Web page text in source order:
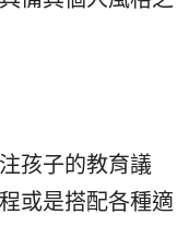
孩子的教育議
或是搭配各種適